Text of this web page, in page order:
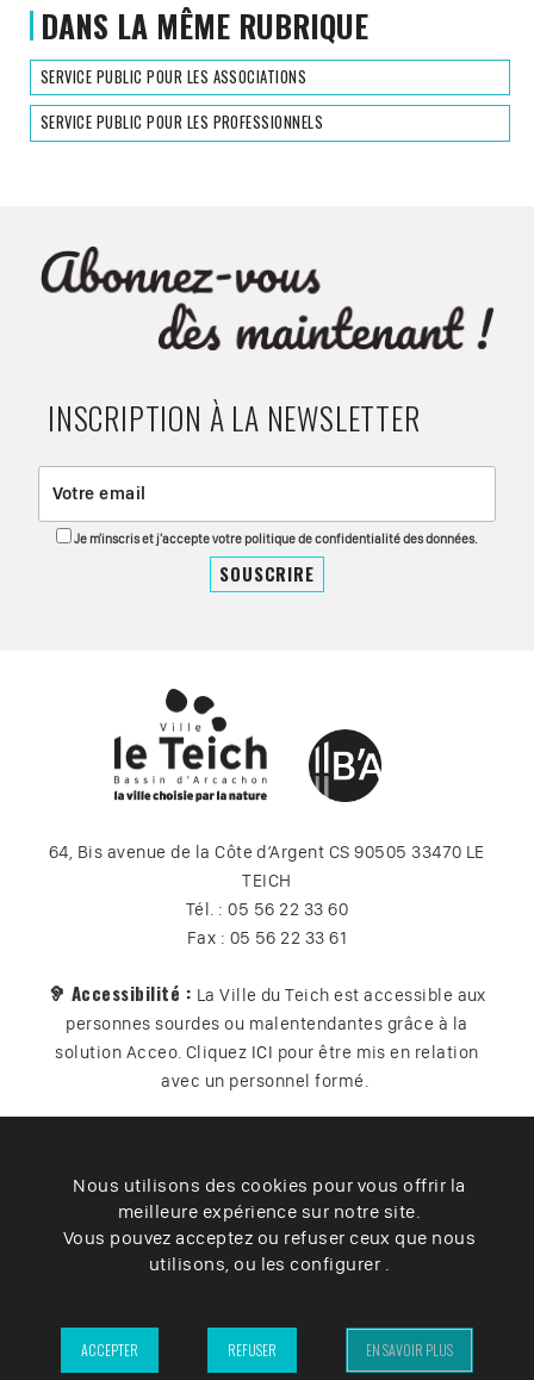
DANS LA MÊME RUBRIQUE
SERVICE PUBLIC POUR LES ASSOCIATIONS
SERVICE PUBLIC POUR LES PROFESSIONNELS
INSCRIPTION À LA NEWSLETTER
Je m'inscris et j'accepte votre politique de confidentialité des données.
64, Bis avenue de la Côte d’Argent CS 90505 33470 LE
TEICH
Tél. : 05 56 22 33 60
Fax : 05 56 22 33 61
🦻 Accessibilité : La Ville du Teich est accessible aux
personnes sourdes ou malentendantes grâce à la
solution Acceo. Cliquez ICI pour être mis en relation
avec un personnel formé.
Plan du site Contact Vos données
Cookies
Accessibilité
Mentions légales– Ville du Teich ©2025 –
Nous utilisons des cookies pour vous offrir la
meilleure expérience sur notre site.
Vous pouvez acceptez ou refuser ceux que nous
utilisons, ou les configurer .
ACCEPTER REFUSER EN SAVOIR PLUS